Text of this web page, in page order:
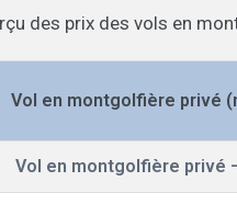
des prix des vols en
Vol en montgolfière privé
Vol en montgolfière privé